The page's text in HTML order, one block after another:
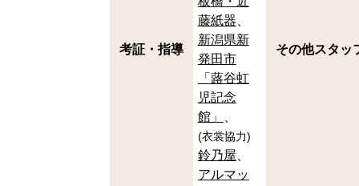
考証・指導
藤紙器
新潟県新
発田市
「蕗谷虹
児記念
館」
(衣裳協力)
鈴乃屋
アルマッ
その他スタッ